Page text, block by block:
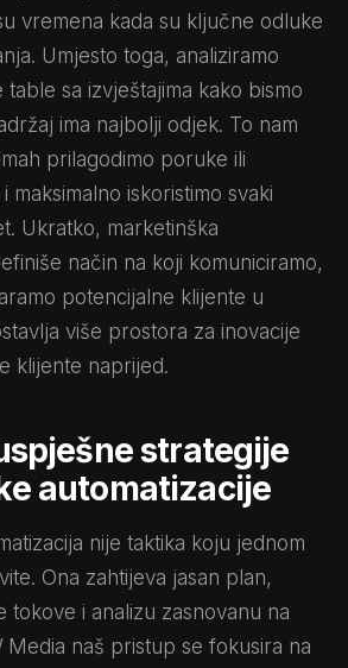
vremena kada su ključne odluke
Umjesto toga, analiziramo
sa izvještajima kako bismo
ima najbolji odjek. To nam
prilagodimo poruke ili
maksimalno iskoristimo svaki
Ukratko, marketinška
način na koji komuniciramo,
potencijalne klijente u
više prostora za inovacije
klijente naprijed.
strategije
automatizacije
nije taktika koju jednom
Ona zahtijeva jasan plan,
tokove i analizu zasnovanu na
Media naš pristup se fokusira na